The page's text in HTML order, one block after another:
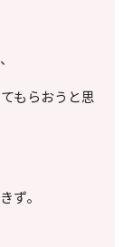
もらおうと思
ず。